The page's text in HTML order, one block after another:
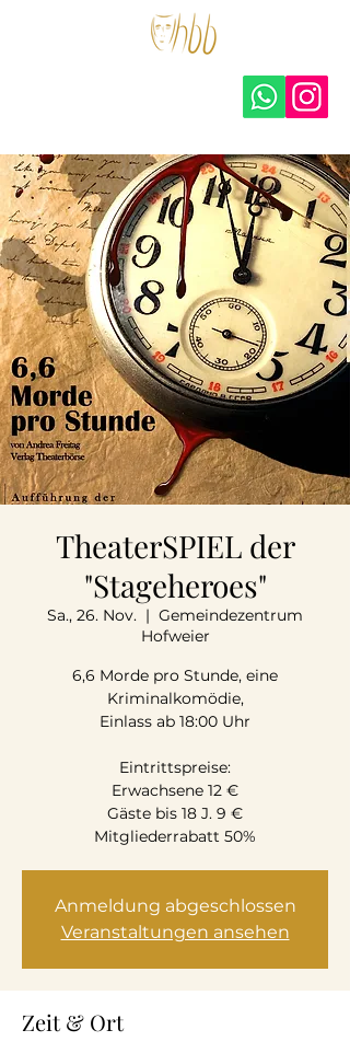
TheaterSPIEL der
"Stageheroes"
Sa., 26. Nov.
  |
Gemeindezentrum
Hofweier
6,6 Morde pro Stunde, eine
Kriminalkomödie,
Einlass ab 18:00 Uhr
Eintrittspreise:
Erwachsene 12 €
Gäste bis 18 J. 9 €
Mitgliederrabatt 50%
Anmeldung abgeschlossen
Veranstaltungen ansehen
Zeit & Ort